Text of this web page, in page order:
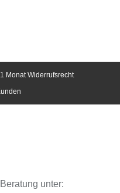
1 Monat Widerrufsrecht
unter: